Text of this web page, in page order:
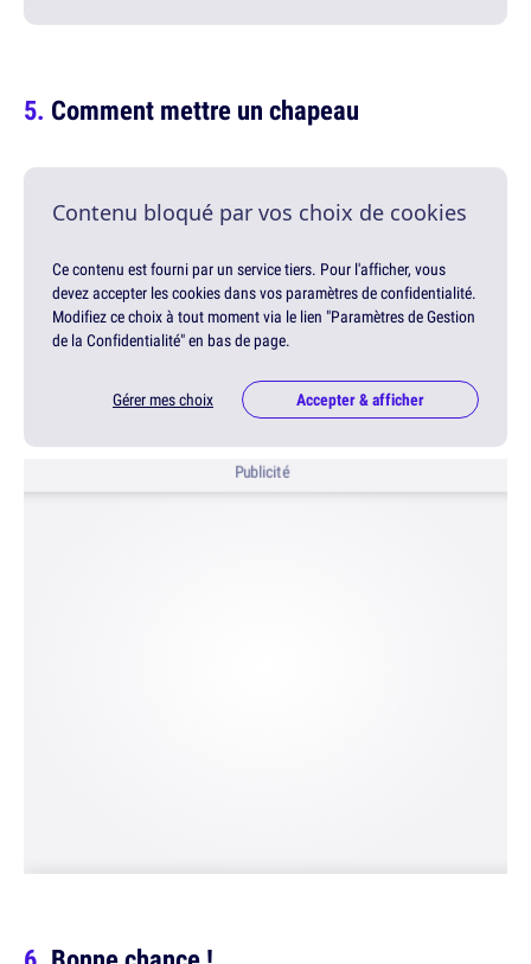
Comment mettre un chapeau
Contenu bloqué par vos choix de cookies
Ce contenu est fourni par un service tiers. Pour l'afficher, vous
devez accepter les cookies dans vos paramètres de confidentialité.
Modifiez ce choix à tout moment via le lien "Paramètres de Gestion
de la Confidentialité" en bas de page.
Gérer mes choix Accepter & afficher
Publicité